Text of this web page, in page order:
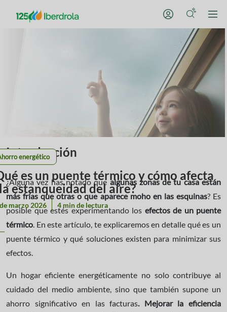
energético
es un puente térmico y cómo afecta
estanqueidad del aire?
marzo 2026 4 min de lectura
Introducción
¿Alguna vez has notado que algunas zonas de tu casa están
más frías que otras o que aparece moho en las esquinas? Es
posible que estés experimentando los efectos de un puente
térmico. En este artículo, te explicaremos en detalle qué es un
puente térmico y qué soluciones existen para minimizar sus
efectos.
Un hogar eficiente energéticamente no solo contribuye al
cuidado del medio ambiente, sino que también supone un
ahorro significativo en las facturas. Mejorar la eficiencia